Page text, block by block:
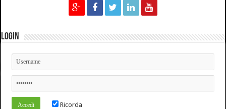
Login
Ricorda